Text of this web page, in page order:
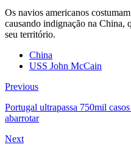
Os navios americanos
causando indignação na China,
seu território.
China
USS John McCain
Previous
Portugal ultrapassa 750mil
abarrotar
Next